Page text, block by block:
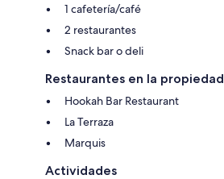
1 cafetería/café
2 restaurantes
Snack bar o deli
Restaurantes en la propiedad
Hookah Bar Restaurant
La Terraza
Marquis
Actividades